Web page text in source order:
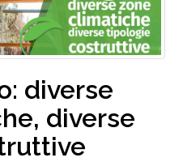
diverse
diverse